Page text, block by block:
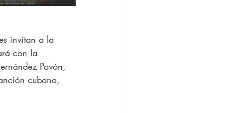
invitan a la
con la
Pavón,
cubana,